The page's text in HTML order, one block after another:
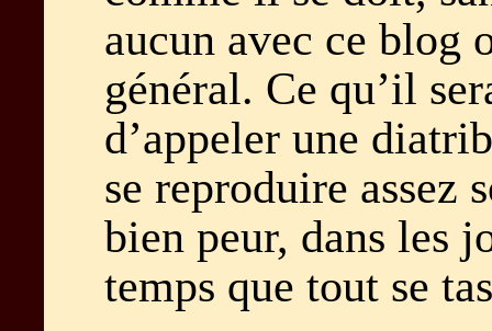
aucun avec ce blog
général. Ce qu’il
d’appeler une
se reproduire assez
bien peur, dans les
temps que tout se